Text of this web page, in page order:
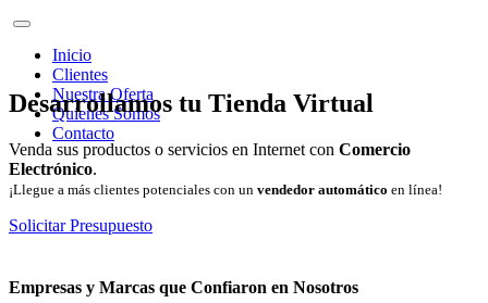
Inicio
Clientes
Nuestra Oferta
Quienes Somos
Contacto
Desarrollamos tu Tienda Virtual
Venda sus productos o servicios en Internet con Comercio
Electrónico.
¡Llegue a más clientes potenciales con un vendedor automático en línea!
Solicitar Presupuesto
Empresas y Marcas que Confiaron en Nosotros